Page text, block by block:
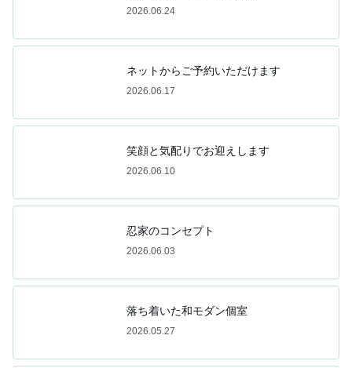
2026.06.24
ネットからご予約いただけます
2026.06.17
笑顔と気配りでお迎えします
2026.06.10
忍家のコンセプト
2026.06.03
落ち着いた和モダン個室
2026.05.27